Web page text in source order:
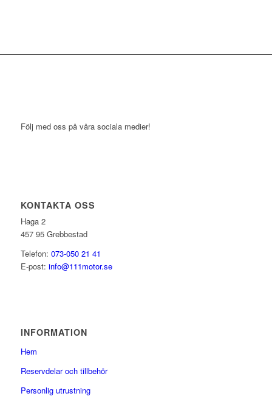
Följ med oss på våra sociala medier!
KONTAKTA OSS
Haga 2
457 95 Grebbestad
Telefon: 073-050 21 41
E-post: info@111motor.se
INFORMATION
Hem
Reservdelar och tillbehör
Personlig utrustning